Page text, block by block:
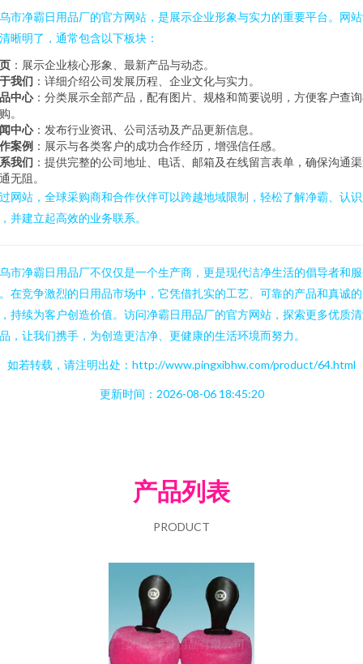
市净霸日用品厂的官方网站，是展示企业形象与实力的重要平台。网
晰明了，通常包含以下板块：
：展示企业核心形象、最新产品与动态。
我们 ：详细介绍公司发展历程、企业文化与实力。
中心：分类展示全部产品，配有图片、规格和简要说明，方便客户查
。
中心：发布行业资讯、公司活动及产品更新信息。
案例 ：展示与各类客户的成功合作经历，增强信任感。
我们 ：提供完整的公司地址、电话、邮箱及在线留言表单，确保沟通
无阻。
网站，全球采购商和合作伙伴可以跨越地域限制，轻松了解净霸、认
并建立起高效的业务联系。
市净霸日用品厂不仅仅是一个生产商，更是现代洁净生活的倡导者和
在竞争激烈的日用品市场中，它凭借扎实的工艺、可靠的产品和真诚
持续为客户创造价值。访问净霸日用品厂的官方网站，探索更多优质
，让我们携手，为创造更洁净、更健康的生活环境而努力。
如若转载，请注明出处：http://www.pingxibhw.com/product/64.html
更新时间：2026-08-06 18:45:20
产品列表
PRODUCT